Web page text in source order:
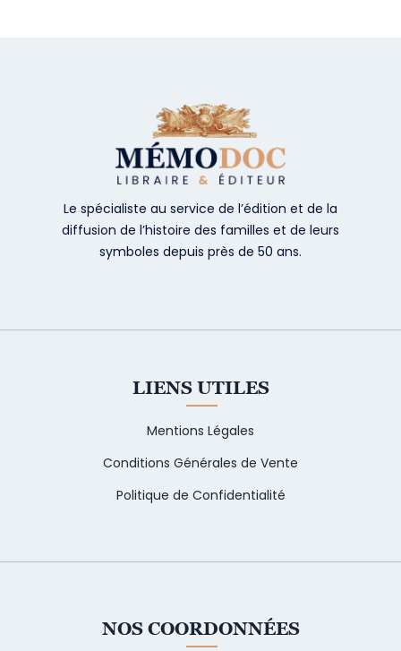
Le spécialiste au service de l’édition et de la
diffusion de l’histoire des familles et de leurs
symboles depuis près de 50 ans.
LIENS UTILES
Mentions Légales
Conditions Générales de Vente
Politique de Confidentialité
NOS COORDONNÉES